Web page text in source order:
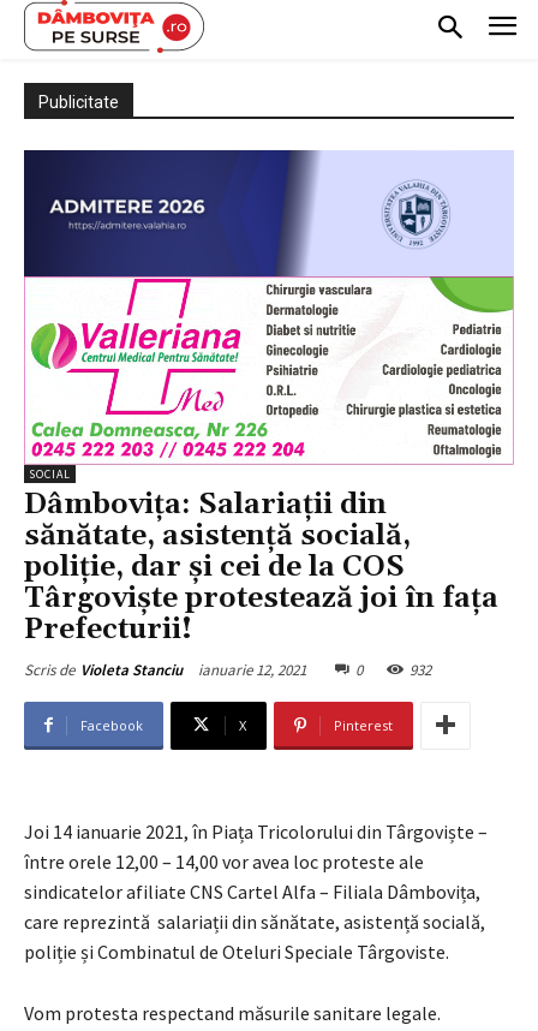
Publicitate
SOCIAL
Dâmbovița: Salariații din
sănătate, asistență socială,
poliție, dar și cei de la COS
Târgoviște protestează joi în fața
Prefecturii!
Scris de Violeta Stanciu ianuarie 12, 2021 0 932
Facebook X Pinterest
Joi 14 ianuarie 2021, în Piața Tricolorului din Târgoviște –
între orele 12,00 – 14,00 vor avea loc proteste ale
sindicatelor afiliate CNS Cartel Alfa – Filiala Dâmbovița,
care reprezintă salariații din sănătate, asistență socială,
poliție și Combinatul de Oteluri Speciale Târgoviste.
Vom protesta respectand măsurile sanitare legale.